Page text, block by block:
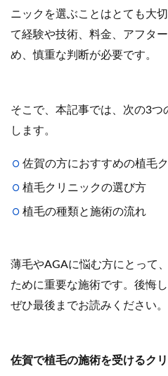
ニックを選ぶことはとても大
て経験や技術、料金、アフタ
め、慎重な判断が必要です。
そこで、本記事では、次の3つ
します。
佐賀の方におすすめの植毛
植毛クリニックの選び方
植毛の種類と施術の流れ
薄毛やAGAに悩む方にとって
ために重要な施術です。後悔
ぜひ最後までお読みください。
佐賀で植毛の施術を受けるク